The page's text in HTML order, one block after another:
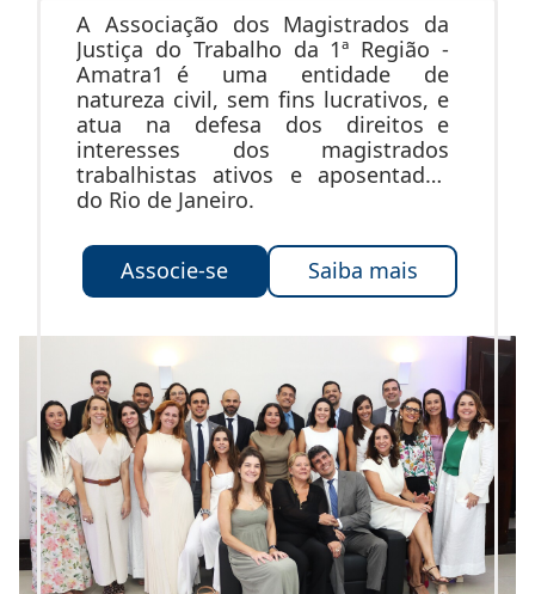
A Associação dos Magistrados da
Justiça do Trabalho da 1ª Região -
Amatra1 é uma entidade de
natureza civil, sem fins lucrativos, e
atua na defesa dos direitos e
interesses dos magistrados
trabalhistas ativos e aposentados
do Rio de Janeiro.
Associe-se Saiba mais